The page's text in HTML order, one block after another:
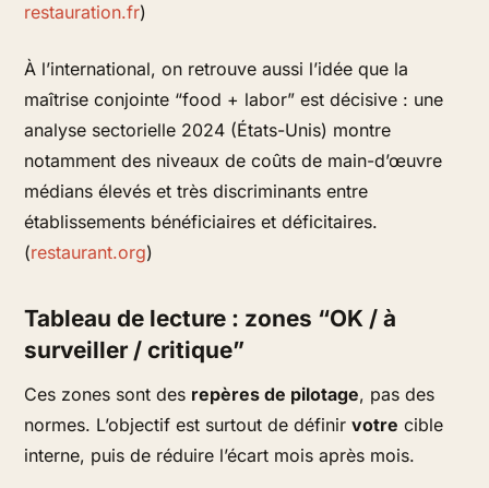
restauration.fr)
À l’international, on retrouve aussi l’idée que la
maîtrise conjointe “food + labor” est décisive : une
analyse sectorielle 2024 (États-Unis) montre
notamment des niveaux de coûts de main-d’œuvre
médians élevés et très discriminants entre
établissements bénéficiaires et déficitaires.
(restaurant.org)
Tableau de lecture : zones “OK / à
surveiller / critique”
Ces zones sont des repères de pilotage, pas des
normes. L’objectif est surtout de définirvotre cible
interne, puis de réduire l’écart mois après mois.